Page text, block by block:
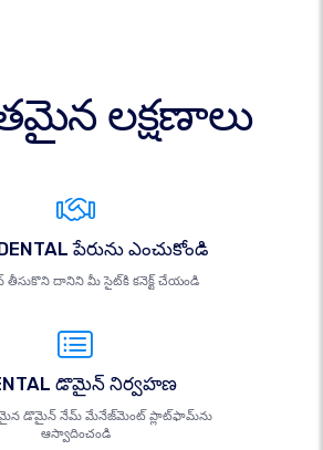
లక్షణాలు
పేరును ఎంచుకోండి
తీసుకొని దానిని మీ సైట్‌కి కనెక్ట్ చేయండి
డొమైన్ నిర్వహణ
డొమైన్ నేమ్ మేనేజ్‌మెంట్ ప్లాట్‌ఫామ్‌ను
ఆస్వాదించండి